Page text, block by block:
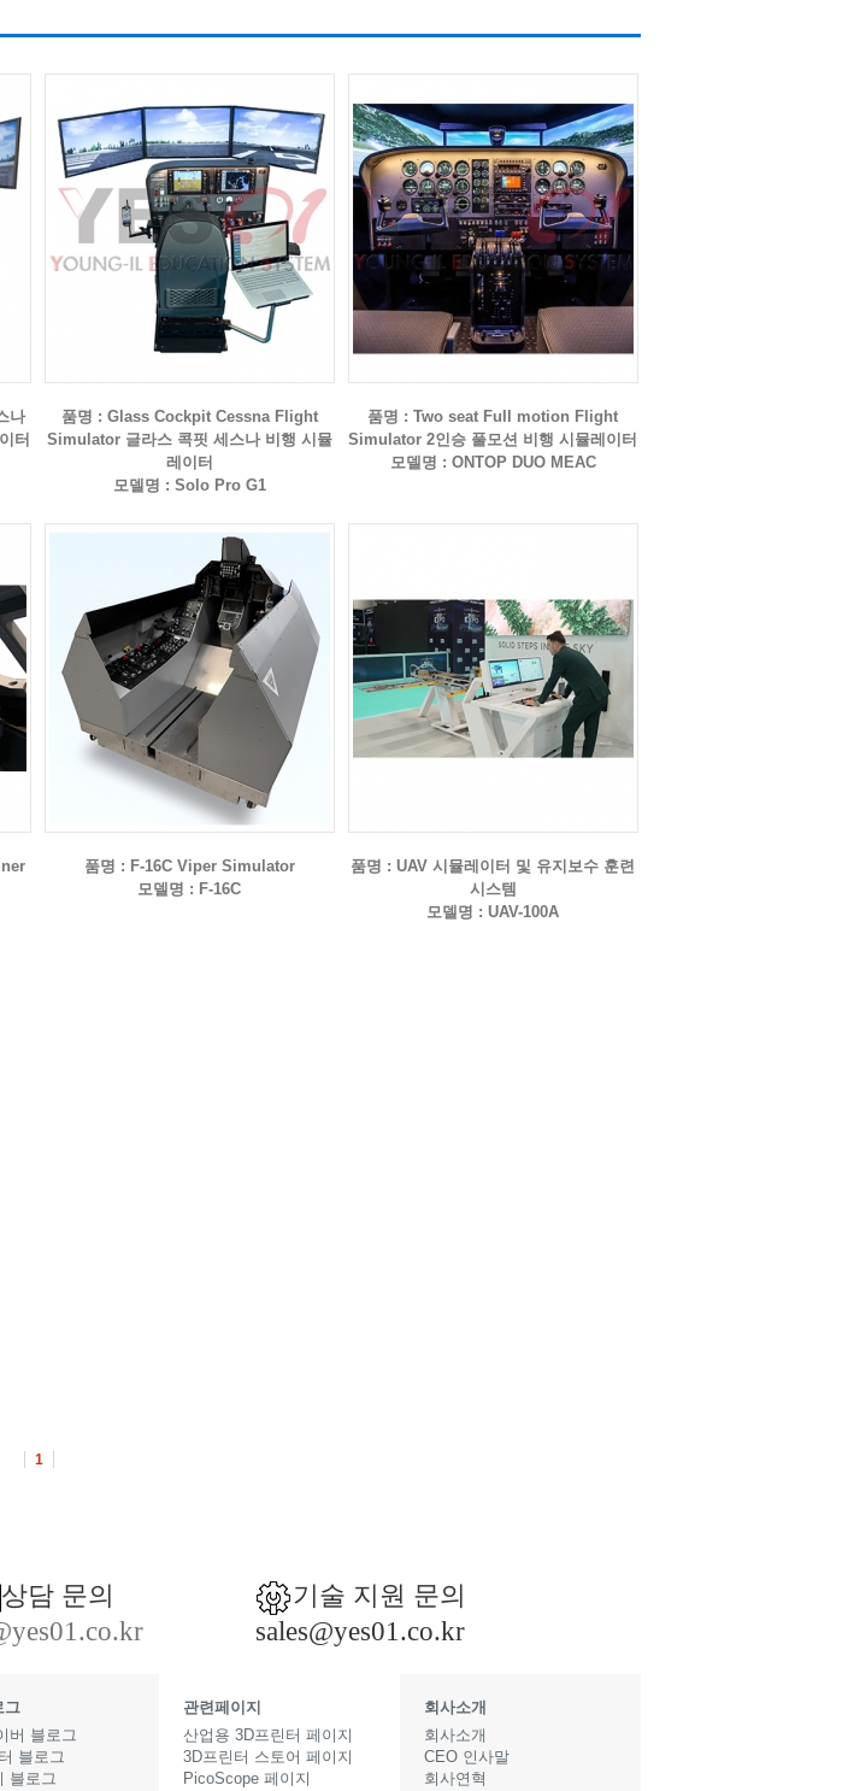
나
터
품명 : Glass Cockpit Cessna Flight
Simulator 글라스 콕핏 세스나 비행 시뮬
레이터
모델명 : Solo Pro G1
품명 : Two seat Full motion Flight
Simulator 2인승 풀모션 비행 시뮬레이터
모델명 : ONTOP DUO MEAC
품명 : F-16C Viper Simulator
모델명 : F-16C
품명 : UAV 시뮬레이터 및 유지보수 훈련
시스템
모델명 : UAV-100A
1
상담 문의
기술 지원 문의
sales@yes01.co.kr
그
버 블로그
블로그
블로그
관련페이지
산업용 3D프린터 페이지
3D프린터 스토어 페이지
PicoScope 페이지
회사소개
회사소개
CEO 인사말
회사연혁